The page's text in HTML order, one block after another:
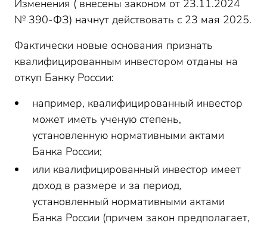
Изменения ( внесены законом от 23.11.2024
№ 390-ФЗ) начнут действовать с 23 мая 2025.
Фактически новые основания признать
квалифицированным инвестором отданы на
откуп Банку России:
например, квалифицированный инвестор
может иметь ученую степень,
установленную нормативными актами
Банка России;
или квалифицированный инвестор имеет
доход в размере и за период,
установленный нормативными актами
Банка России (причем закон предполагает,